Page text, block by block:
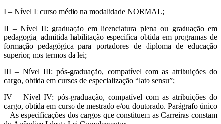
I – Nível I: curso médio na modalidade NORMAL;
II – Nível II: graduação em licenciatura plena ou graduação em
pedagogia, admitida habilitação especifica obtida em programas de
formação pedagógica para portadores de diploma de educação
superior, nos termos da lei;
III – Nível III: pós-graduação, compatível com as atribuições do
cargo, obtida em cursos de especialização “lato sensu”;
IV – Nível IV: pós-graduação, compatível com as atribuições do
cargo, obtida em curso de mestrado e/ou doutorado. Parágrafo único
– As especificações dos cargos que constituem as Carreiras constam